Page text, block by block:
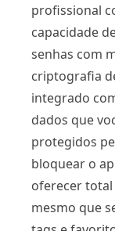
profissional
capacidade
senhas com
criptografia
integrado
dados que
protegidos
bloquear o
oferecer total
mesmo que